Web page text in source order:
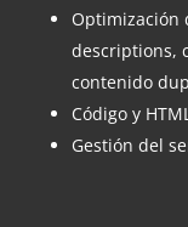
Optimización
descriptions,
contenido
Código y
Gestión del